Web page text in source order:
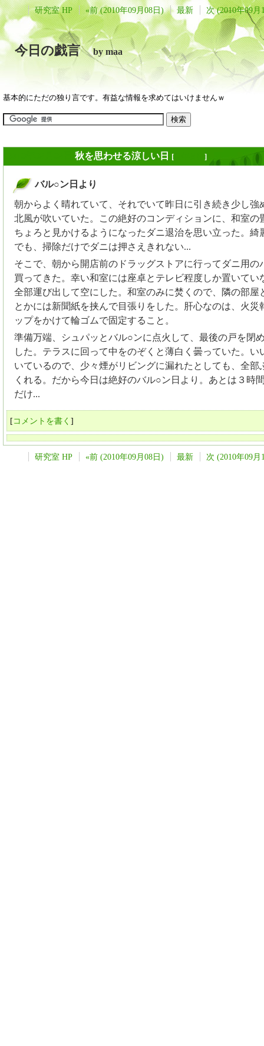
研究室 HP «前 (2010年09月08日) 最新 次 (2010年09月
今日の戯言by maa
基本的にただの独り言です。有益な情報を求めてはいけませんｗ
秋を思わせる涼しい日 [ ]
バル○ン日より
朝からよく晴れていて、それでいて昨日に引き続き少し強
北風が吹いていた。この絶好のコンディションに、和室の
ちょろと見かけるようになったダニ退治を思い立った。綺
でも、掃除だけでダニは押さえきれない...
そこで、朝から開店前のドラッグストアに行ってダニ用の
買ってきた。幸い和室には座卓とテレビ程度しか置いてい
全部運び出して空にした。和室のみに焚くので、隣の部屋
とかには新聞紙を挟んで目張りをした。肝心なのは、火災
ップをかけて輪ゴムで固定すること。
準備万端、シュパッとバル○ンに点火して、最後の戸を閉
した。テラスに回って中をのぞくと薄白く曇っていた。い
いているので、少々煙がリビングに漏れたとしても、全部
くれる。だから今日は絶好のバル○ン日より。あとは３時
だけ...
[コメントを書く ]
研究室 HP «前 (2010年09月08日) 最新 次 (2010年09月